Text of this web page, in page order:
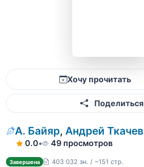
Хочу прочитать
Поделиться
А. Байяр, Андрей Ткачев
0.0• 49 просмотров
Завершена
403 032 зн. / ~151 стр.